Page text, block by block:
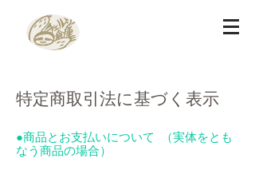
特定商取引法に基づく表示
●商品とお支払いについて （実体をとも
なう商品の場合）